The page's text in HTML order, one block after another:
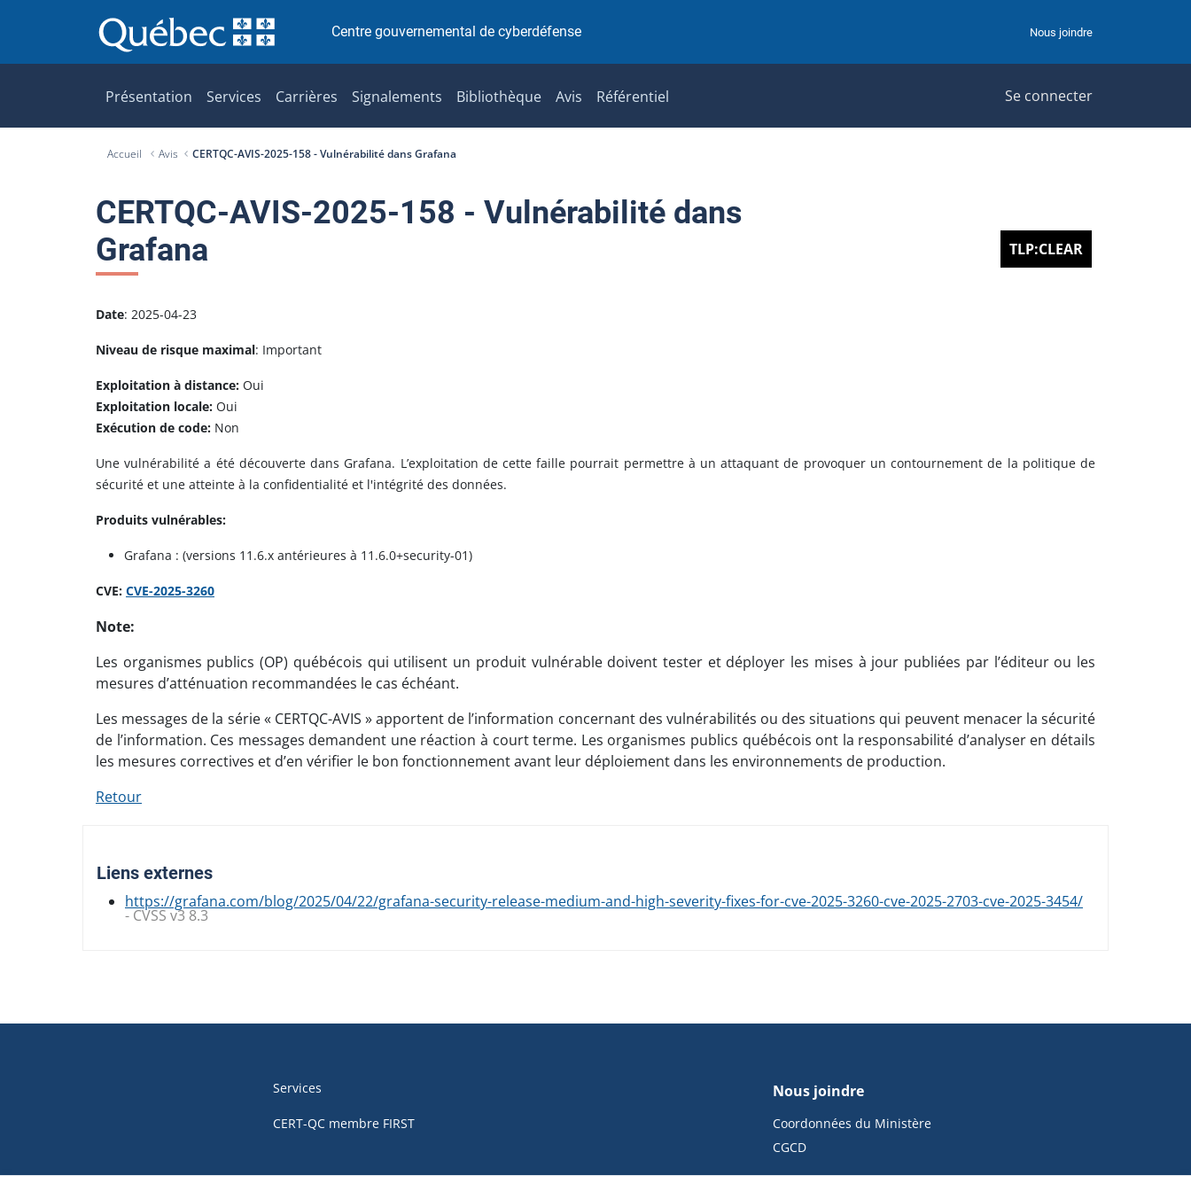
a
o
n
t
e
u
Centre gouvernemental de cyberdéfense Nous joindre
Présentation Services Carrières Signalements Bibliothèque Avis Référentiel Se connecter
Accueil Avis CERTQC-AVIS-2025-158 - Vulnérabilité dans Grafana
CERTQC-AVIS-2025-158 - Vulnérabilité dans
Grafana
TLP:CLEAR
Date: 2025-04-23
Niveau de risque maximal: Important
Exploitation à distance: Oui
Exploitation locale: Oui
Exécution de code: Non
Une vulnérabilité a été découverte dans Grafana. L’exploitation de cette faille pourrait permettre à un attaquant de provoquer un contournement de la politique de
sécurité et une atteinte à la confidentialité et l'intégrité des données.
Produits vulnérables:
Grafana : (versions 11.6.x antérieures à 11.6.0+security-01)
CVE: CVE-2025-3260
Note:
Les organismes publics (OP) québécois qui utilisent un produit vulnérable doivent tester et déployer les mises à jour publiées par l’éditeur ou les
mesures d’atténuation recommandées le cas échéant.
Les messages de la série « CERTQC-AVIS » apportent de l’information concernant des vulnérabilités ou des situations qui peuvent menacer la sécurité
de l’information. Ces messages demandent une réaction à court terme. Les organismes publics québécois ont la responsabilité d’analyser en détails
les mesures correctives et d’en vérifier le bon fonctionnement avant leur déploiement dans les environnements de production.
Retour
Liens externes
https://grafana.com/blog/2025/04/22/grafana-security-release-medium-and-high-severity-fixes-for-cve-2025-3260-cve-2025-2703-cve-2025-3454/
- CVSS v3 8.3
de
Services
CERT-QC membre FIRST
Nous joindre
Coordonnées du Ministère
CGCD